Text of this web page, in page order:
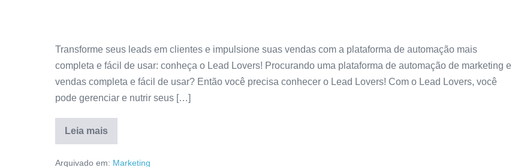
Transforme seus leads em clientes e impulsione suas vendas com a plataforma de automação mais
completa e fácil de usar: conheça o Lead Lovers! Procurando uma plataforma de automação de marketing e
vendas completa e fácil de usar? Então você precisa conhecer o Lead Lovers! Com o Lead Lovers, você
pode gerenciar e nutrir seus […]
Leia mais
Arquivado em: Marketing